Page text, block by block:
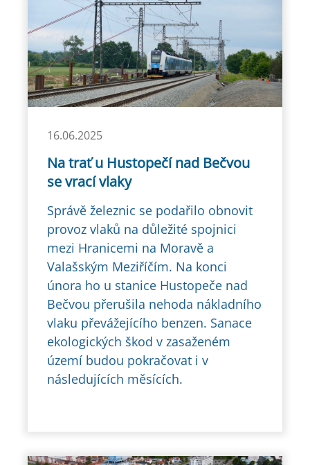
16.06.2025
Na trať u Hustopečí nad Bečvou
se vrací vlaky
Správě železnic se podařilo obnovit
provoz vlaků na důležité spojnici
mezi Hranicemi na Moravě a
Valašským Meziříčím. Na konci
února ho u stanice Hustopeče nad
Bečvou přerušila nehoda nákladního
vlaku převážejícího benzen. Sanace
ekologických škod v zasaženém
území budou pokračovat i v
následujících měsících.